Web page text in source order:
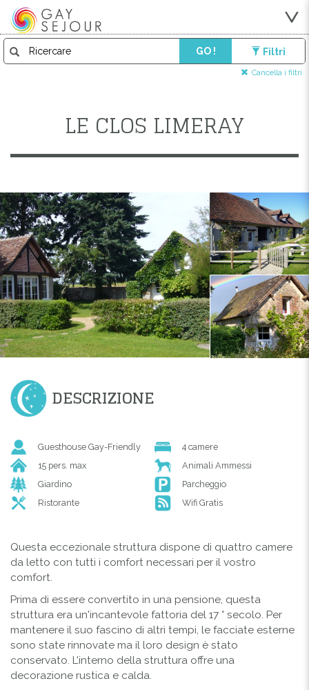
GO ! Filtri
Cancella i filtri
LE CLOS LIMERAY
DESCRIZIONE
Guesthouse Gay-Friendly
4 camere
15 pers. max
Animali Ammessi
Giardino
Parcheggio
Ristorante
Wifi Gratis
Questa eccezionale struttura dispone di quattro camere
da letto con tutti i comfort necessari per il vostro
comfort.
Prima di essere convertito in una pensione, questa
struttura era un'incantevole fattoria del 17 ° secolo. Per
mantenere il suo fascino di altri tempi, le facciate esterne
sono state rinnovate ma il loro design è stato
conservato. L'interno della struttura offre una
decorazione rustica e calda.